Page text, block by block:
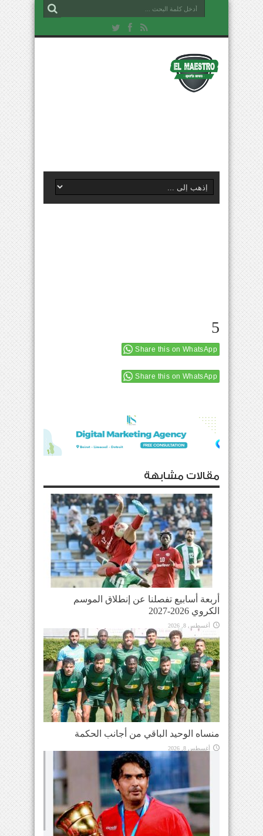
5
Share this on WhatsApp
Share this on WhatsApp
مقالات مشابهة
أربعة أسابيع تفصلنا عن إنطلاق الموسم
الكروي 2026-2027
أغسطس 8, 2026
منساه الوحيد الباقي من أجانب الحكمة
أغسطس 8, 2026